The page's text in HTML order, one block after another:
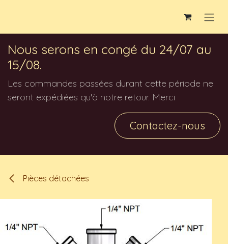
Nous serons en congé du 24/07 au
15/08.
Les commandes passées durant cette période ne
seront expédiées qu'à notre retour. Merci
Contactez-nous
Pièces détachées